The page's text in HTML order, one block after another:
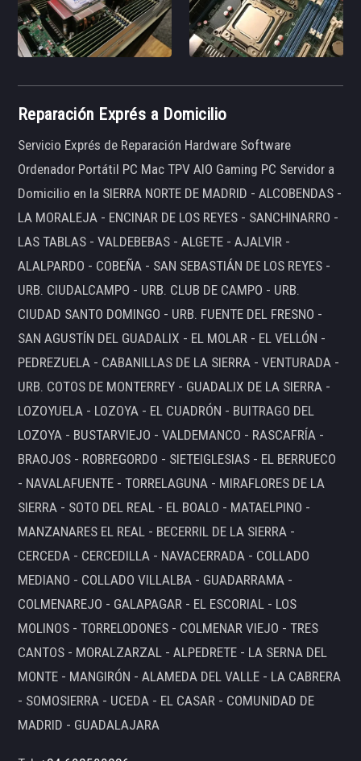
Reparación Exprés a Domicilio
Servicio Exprés de Reparación Hardware Software
Ordenador Portátil PC Mac TPV AIO Gaming PC Servidor a
Domicilio en la SIERRA NORTE DE MADRID - ALCOBENDAS -
LA MORALEJA - ENCINAR DE LOS REYES - SANCHINARRO -
LAS TABLAS - VALDEBEBAS - ALGETE - AJALVIR -
ALALPARDO - COBEÑA - SAN SEBASTIÁN DE LOS REYES -
URB. CIUDALCAMPO - URB. CLUB DE CAMPO - URB.
CIUDAD SANTO DOMINGO - URB. FUENTE DEL FRESNO -
SAN AGUSTÍN DEL GUADALIX - EL MOLAR - EL VELLÓN -
PEDREZUELA - CABANILLAS DE LA SIERRA - VENTURADA -
URB. COTOS DE MONTERREY - GUADALIX DE LA SIERRA -
LOZOYUELA - LOZOYA - EL CUADRÓN - BUITRAGO DEL
LOZOYA - BUSTARVIEJO - VALDEMANCO - RASCAFRÍA -
BRAOJOS - ROBREGORDO - SIETEIGLESIAS - EL BERRUECO
- NAVALAFUENTE - TORRELAGUNA - MIRAFLORES DE LA
SIERRA - SOTO DEL REAL - EL BOALO - MATAELPINO -
MANZANARES EL REAL - BECERRIL DE LA SIERRA -
CERCEDA - CERCEDILLA - NAVACERRADA - COLLADO
MEDIANO - COLLADO VILLALBA - GUADARRAMA -
COLMENAREJO - GALAPAGAR - EL ESCORIAL - LOS
MOLINOS - TORRELODONES - COLMENAR VIEJO - TRES
CANTOS - MORALZARZAL - ALPEDRETE - LA SERNA DEL
MONTE - MANGIRÓN - ALAMEDA DEL VALLE - LA CABRERA
- SOMOSIERRA - UCEDA - EL CASAR - COMUNIDAD DE
MADRID - GUADALAJARA